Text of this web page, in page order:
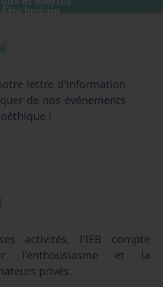
Être humain
lettre d'information
de nos événements
!
activités, l'IEB compte
l'enthousiasme et la
privés.